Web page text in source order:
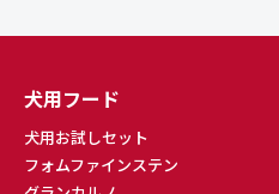
犬用フード
犬用お試しセット
フォムファインステン